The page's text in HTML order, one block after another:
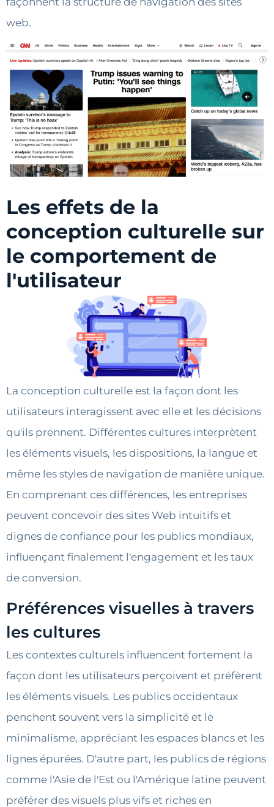
web.
Les effets de la
conception culturelle sur
le comportement de
l'utilisateur
La conception culturelle est la façon dont les
utilisateurs interagissent avec elle et les décisions
qu'ils prennent. Différentes cultures interprètent
les éléments visuels, les dispositions, la langue et
même les styles de navigation de manière unique.
En comprenant ces différences, les entreprises
peuvent concevoir des sites Web intuitifs et
dignes de confiance pour les publics mondiaux,
influençant finalement l'engagement et les taux
de conversion.
Préférences visuelles à travers
les cultures
Les contextes culturels influencent fortement la
façon dont les utilisateurs perçoivent et préfèrent
les éléments visuels. Les publics occidentaux
penchent souvent vers la simplicité et le
minimalisme, appréciant les espaces blancs et les
lignes épurées. D'autre part, les publics de régions
comme l'Asie de l'Est ou l'Amérique latine peuvent
préférer des visuels plus vifs et riches en